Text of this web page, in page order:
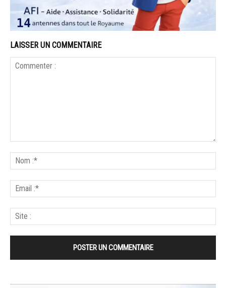
LAISSER UN COMMENTAIRE